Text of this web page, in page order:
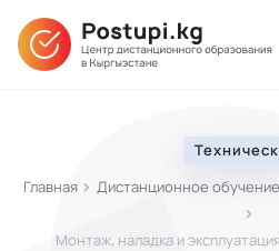
Главная
Дистанционное
Монтаж, наладка и